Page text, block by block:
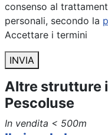
consenso al
personali, secondo la
Accettare i termini
INVIA
Altre strutture
Pescoluse
In vendita < 500m